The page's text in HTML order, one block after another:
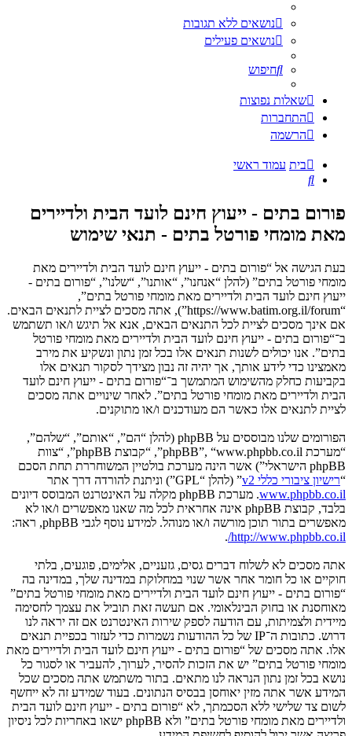
נושאים ללא תגובות
נושאים פעילים
חיפוש
שאלות נפוצות
התחברות
הרשמה
בית עמוד ראשי
חיפוש
פורום בתים - ייעוץ חינם לועד הבית ולדיירים
מאת מומחי פורטל בתים - תנאי שימוש
בעת הגישה אל “פורום בתים - ייעוץ חינם לועד הבית ולדיירים מאת
מומחי פורטל בתים” (להלן “אנחנו”, “אותנו”, “שלנו”, “פורום בתים -
ייעוץ חינם לועד הבית ולדיירים מאת מומחי פורטל בתים”,
“https://www.batim.org.il/forum”), אתה מסכים לציית לתנאים הבאים.
אם אינך מסכים לציית לכל התנאים הבאים, אנא אל תיגש ו/או תשתמש
ב־“פורום בתים - ייעוץ חינם לועד הבית ולדיירים מאת מומחי פורטל
בתים”. אנו יכולים לשנות תנאים אלו בכל זמן נתון ונשקיע את מירב
מאמצינו כדי לידע אותך, אך יהיה זה נבון מצידך לסקור תנאים אלו
בקביעות כחלק מהשימוש המתמשך ב־“פורום בתים - ייעוץ חינם לועד
הבית ולדיירים מאת מומחי פורטל בתים”. לאחר שינויים אתה מסכים
לציית לתנאים אלו כאשר הם מעודכנים ו/או מתוקנים.
הפורומים שלנו מבוססים על phpBB (להלן “הם”, “אותם”, “שלהם”,
“מערכת phpBB”, “www.phpbb.co.il”, “קבוצת phpBB”, “צוות
phpBB הישראלי”) אשר הינה מערכת בולטיין המשוחררת תחת הסכם
“רישיון ציבורי כללי v2
” (להלן “GPL”) וניתנת להורדה דרך אתר
www.phpbb.co.il
. מערכת phpBB מקלה על האינטרנט המבוסס דיונים
בלבד, קבוצת phpBB אינה אחראית לכל מה שאנו מאפשרים ו/או לא
מאפשרים בתור תוכן מורשה ו/או מנוהל. למידע נוסף לגבי phpBB, ראה:
http://www.phpbb.co.il/
.
אתה מסכים לא לשלוח דברים גסים, גזעניים, אלימים, פוגעים, בלתי
חוקיים או כל חומר אחר אשר שנוי במחלוקת במדינה שלך, במדינה בה
“פורום בתים - ייעוץ חינם לועד הבית ולדיירים מאת מומחי פורטל בתים”
מאוחסנת או בחוק הבינלאומי. אם תעשה זאת תוביל את עצמך לחסימה
מיידית ולצמיתות, עם הודעה לספק שירות האינטרנט אם זה יראה לנו
דרוש. כתובות ה־IP של כל ההודעות נשמרות כדי לעזור בכפיית תנאים
אלו. אתה מסכים של “פורום בתים - ייעוץ חינם לועד הבית ולדיירים מאת
מומחי פורטל בתים” יש את הזכות להסיר, לערוך, להעביר או לסגור כל
נושא בכל זמן נתון הנראה לנו מתאים. בתור משתמש אתה מסכים שכל
המידע אשר אתה מזין יאוחסן בבסיס הנתונים. בעוד שמידע זה לא ייחשף
לשום צד שלישי ללא הסכמתך, לא “פורום בתים - ייעוץ חינם לועד הבית
ולדיירים מאת מומחי פורטל בתים” ולא phpBB ישאו באחריות לכל ניסיון